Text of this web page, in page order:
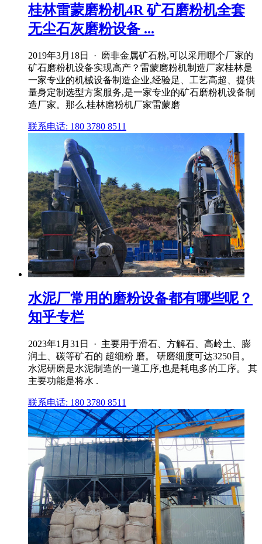
桂林雷蒙磨粉机4R 矿石磨粉机全套
无尘石灰磨粉设备 ...
2019年3月18日 · 磨非金属矿石粉,可以采用哪个厂家的
矿石磨粉机设备实现高产？雷蒙磨粉机制造厂家桂林是
一家专业的机械设备制造企业,经验足、工艺高超、提供
量身定制选型方案服务,是一家专业的矿石磨粉机设备制
造厂家。那么,桂林磨粉机厂家雷蒙磨
联系电话: 180 3780 8511
水泥厂常用的磨粉设备都有哪些呢？
知乎专栏
2023年1月31日 · 主要用于滑石、方解石、高岭土、膨
润土、碳等矿石的 超细粉 磨。 研磨细度可达3250目。
水泥研磨是水泥制造的一道工序,也是耗电多的工序。 其
主要功能是将水 .
联系电话: 180 3780 8511